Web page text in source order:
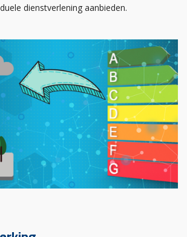
dienstverlening aanbieden.